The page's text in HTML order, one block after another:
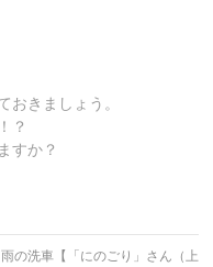
おきましょう。
？
すか？
の洗車【「にのごり」さん（上